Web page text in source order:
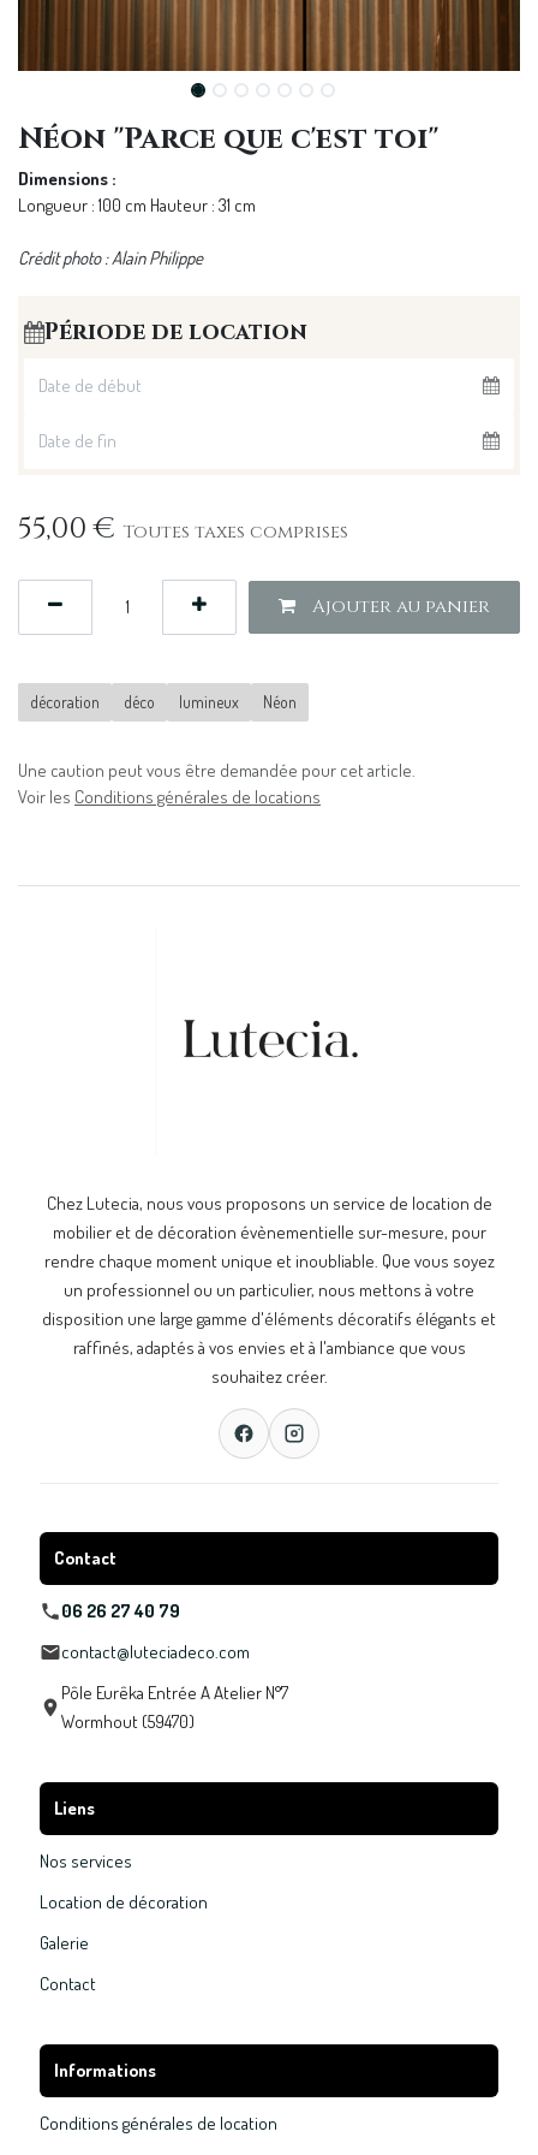
Néon "Parce que c'est toi"
Dimensions :
Longueur : 100 cm Hauteur : 31 cm
Crédit photo : Alain Philippe
Période de location
55,00€ Toutes taxes comprises
Ajouter au panier
décoration déco lumineux Néon
Une caution peut vous être demandée pour cet article.
Voir les Conditions générales de locations
Chez Lutecia, nous vous proposons un service de location de
mobilier et de décoration évènementielle sur-mesure, pour
rendre chaque moment unique et inoubliable. Que vous soyez
un professionnel ou un particulier, nous mettons à votre
disposition une large gamme d'éléments décoratifs élégants et
raffinés, adaptés à vos envies et à l'ambiance que vous
souhaitez créer.
Contact
06 26 27 40 79
contact@luteciadeco.com
Pôle Eurêka Entrée A Atelier N°7
Wormhout (59470)
Liens
Nos services
Location de décoration
Galerie
Contact
Informations
Conditions générales de location